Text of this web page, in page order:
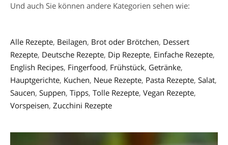
Und auch Sie können andere Kategorien sehen wie:
Alle Rezepte, Beilagen, Brot oder Brötchen, Dessert
Rezepte, Deutsche Rezepte, Dip Rezepte, Einfache Rezepte,
English Recipes, Fingerfood, Frühstück, Getränke,
Hauptgerichte, Kuchen, Neue Rezepte, Pasta Rezepte, Salat,
Saucen, Suppen, Tipps, Tolle Rezepte, Vegan Rezepte,
Vorspeisen, Zucchini Rezepte